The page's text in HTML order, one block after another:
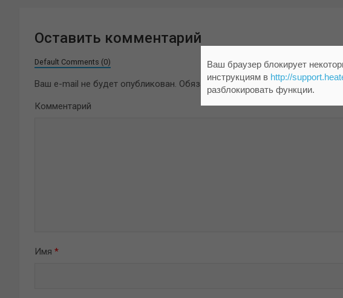
Оставить комментарий
Default Comments (0)
Ваш e-mail не будет опубликован. Обязательные поля помечены*
Комментарий
Имя *
Ваш браузер блокирует
инструкциям в http://
разблокировать функции.